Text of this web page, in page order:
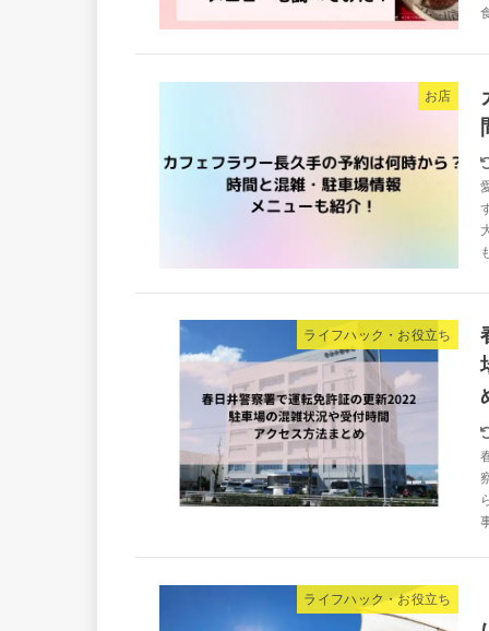
お店
ライフハック・お役立ち
ライフハック・お役立ち